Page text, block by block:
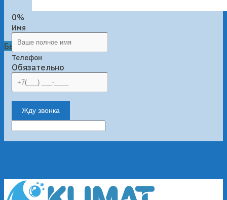
Быстрый просмотр
0%
Имя
Телефон
Обязательно
Жду звонка